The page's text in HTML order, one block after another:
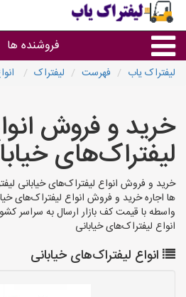
فروشنده ها
استان ها
لیفتراک یاب فهرست لیفتراک
خرید و فروش
لیفتراک‌های
خرید و فروش انواع لیفتراک‌های خیابانی
ها اجاره خرید و فروش انواع لیفتراک‌های
واسطه با قیمت کف بازار ارسال به سراسر
انواع لیفتراک‌های خیابانی
انواع لیفتراک‌های خیابانی